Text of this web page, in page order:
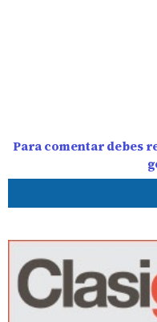
Para comentar debes